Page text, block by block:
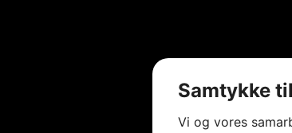
Samtykke
Vi og vores